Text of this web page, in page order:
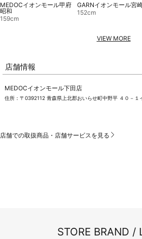
MEDOCイオンモール甲府
昭和
159cm
GARNイオンモール宮
152cm
VIEW MORE
店舗情報
MEDOCイオンモール下田店
住所：〒0392112 青森県上北郡おいらせ町中野平 ４０－１
店舗での取扱商品・店舗サービスを見る
STORE BRAND /